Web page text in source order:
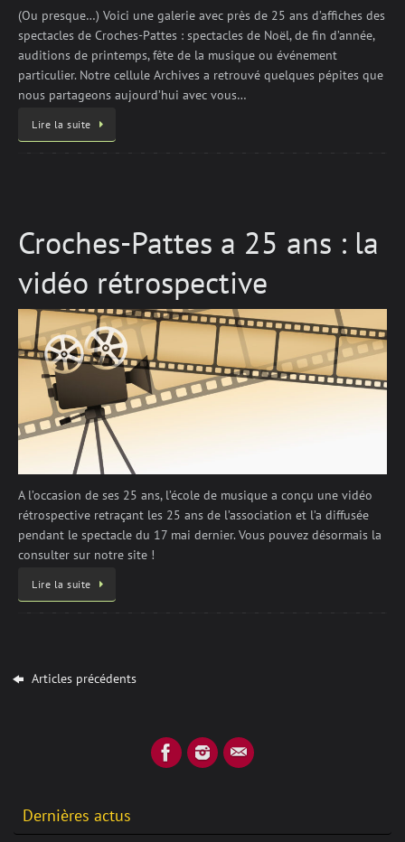
(Ou presque…) Voici une galerie avec près de 25 ans d’affiches des
spectacles de Croches-Pattes : spectacles de Noël, de fin d’année,
auditions de printemps, fête de la musique ou événement
particulier. Notre cellule Archives a retrouvé quelques pépites que
nous partageons aujourd’hui avec vous…
Lire la suite
Croches-Pattes a 25 ans : la
vidéo rétrospective
A l’occasion de ses 25 ans, l’école de musique a conçu une vidéo
rétrospective retraçant les 25 ans de l’association et l’a diffusée
pendant le spectacle du 17 mai dernier. Vous pouvez désormais la
consulter sur notre site !
Lire la suite
Articles précédents
Dernières actus